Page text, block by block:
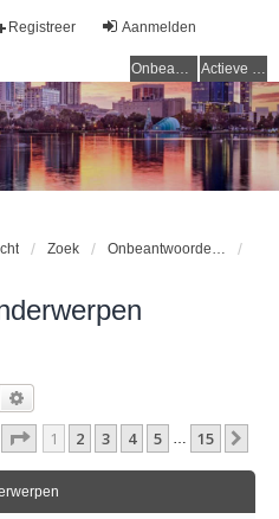
Aanmelden
Registreer
Onbeantwoorde onderwerpen Actieve onderwerpen
Zoek Onbeantwoorde onderwerpen
Zoek
Pagina Van15
1 2 3 4 5 … 15